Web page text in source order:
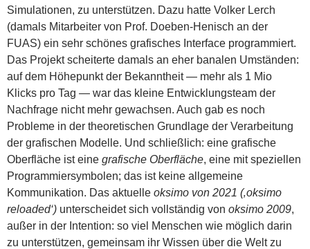
Simulationen, zu unterstützen. Dazu hatte Volker Lerch
(damals Mitarbeiter von Prof. Doeben-Henisch an der
FUAS) ein sehr schönes grafisches Interface programmiert.
Das Projekt scheiterte damals an eher banalen Umständen:
auf dem Höhepunkt der Bekanntheit — mehr als 1 Mio
Klicks pro Tag — war das kleine Entwicklungsteam der
Nachfrage nicht mehr gewachsen. Auch gab es noch
Probleme in der theoretischen Grundlage der Verarbeitung
der grafischen Modelle. Und schließlich: eine grafische
Oberfläche ist eine grafische Oberfläche, eine mit speziellen
Programmiersymbolen; das ist keine allgemeine
Kommunikation. Das aktuelle oksimo von 2021 (‚oksimo
reloaded‘) unterscheidet sich vollständig von oksimo 2009,
außer in der Intention: so viel Menschen wie möglich darin
zu unterstützen, gemeinsam ihr Wissen über die Welt zu